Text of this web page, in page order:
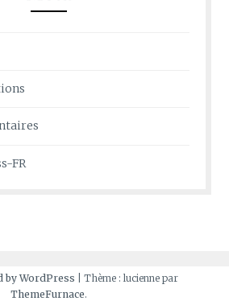
FR
by WordPress
Thème : lucienne par
ThemeFurnace.